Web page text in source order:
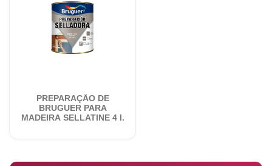
PREPARAÇÃO DE
BRUGUER PARA
MADEIRA SELLATINE 4 l.